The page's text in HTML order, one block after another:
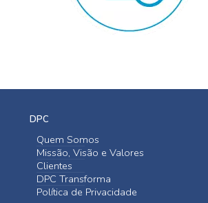
DPC
Quem Somos
Missão, Visão e Valores
Clientes
DPC Transforma
Política de Privacidade